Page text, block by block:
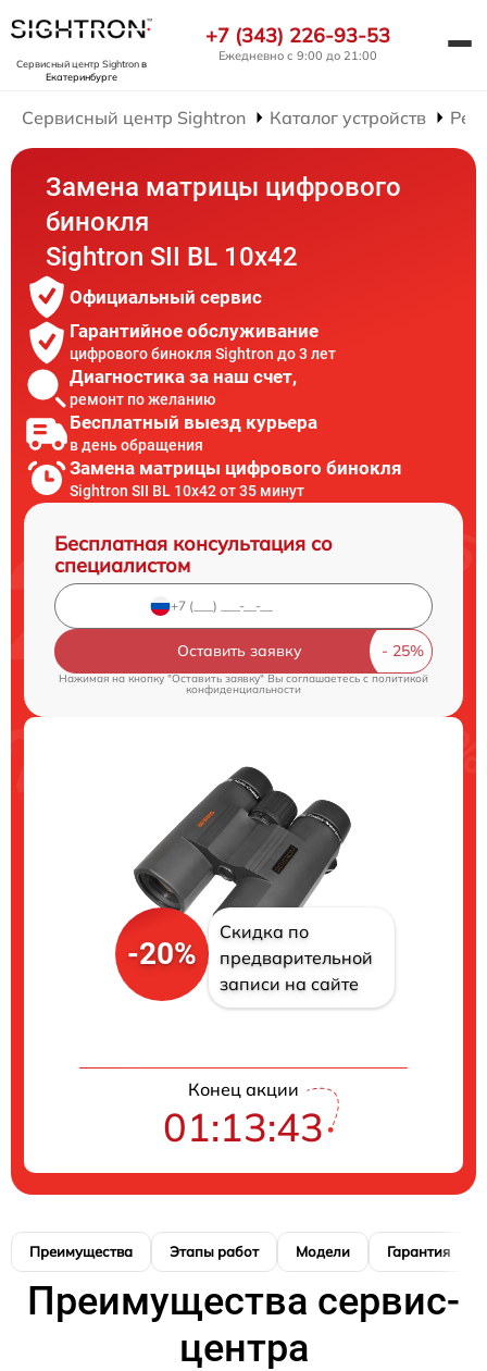
Сервисный центр Sightronв
Екатеринбурге
+7 (343) 226-93-53
Ежедневно с 9:00 до 21:00
Сервисный центр Sightron Каталог устройств
Замена матрицы цифрового
бинокля
Sightron SII BL 10x42
Официальный сервис
Гарантийное обслуживание
цифрового бинокля Sightron до 3 лет
Диагностика за наш счет,
ремонт по желанию
Бесплатный выезд курьера
в день обращения
Замена матрицы цифрового бинокля
Sightron SII BL 10x42 от 35 минут
Бесплатная консультация со
специалистом
Оставить заявку
Нажимая на кнопку "Оставить заявку" Вы соглашаетесь cполитикой
конфиденциальности
-20%
Скидка по
предварительной
записи на сайте
Конец акции
01:13:42
Преимущества Этапы работ Модели Гарантия
Преимущества сервис-
центра